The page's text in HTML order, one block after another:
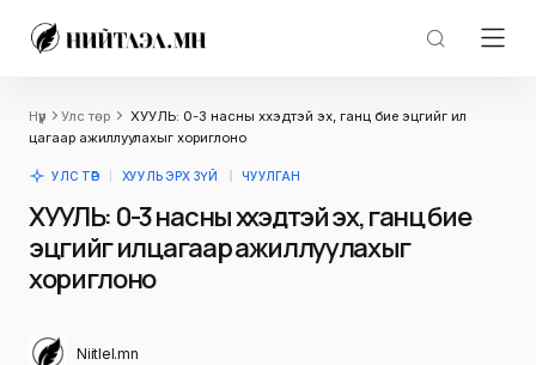
Нүүр Улс төр
ХУУЛЬ: 0-3 насны хүүхэдтэй эх, ганц бие эцгийг илүү
цагаар ажиллуулахыг хориглоно
УЛС ТӨР ХУУЛЬ ЭРХ ЗҮЙ ЧУУЛГАН
ХУУЛЬ: 0-3 насны хүүхэдтэй эх, ганц бие
эцгийг илүү цагаар ажиллуулахыг
хориглоно
Niitlel.mn